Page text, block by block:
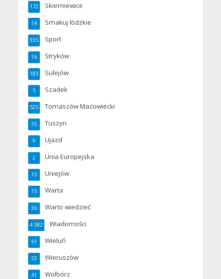
Skierniewice
172
Smakuj łódzkie
14
Sport
335
Stryków
16
Sulejów
183
Szadek
5
Tomaszów Mazowiecki
525
Tuszyn
35
Ujazd
9
Unia Europejska
2
Uniejów
13
Warta
15
Warto wiedzieć
36
Wiadomości
4 382
Wieluń
61
Wieruszów
53
Wolbórz
41